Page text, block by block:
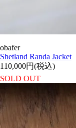
obafer
Shetland Randa Jacket
110,000円(税込)
SOLD OUT